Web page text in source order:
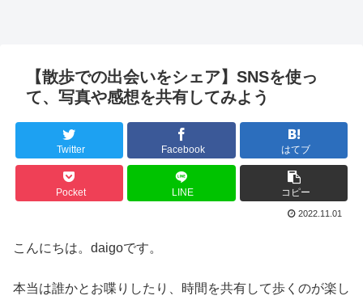
【散歩での出会いをシェア】SNSを使っ
て、写真や感想を共有してみよう
Twitter Facebook はてブ
Pocket LINE コピー
2022.11.01
こんにちは。daigoです。
本当は誰かとお喋りしたり、時間を共有して歩くのが楽し